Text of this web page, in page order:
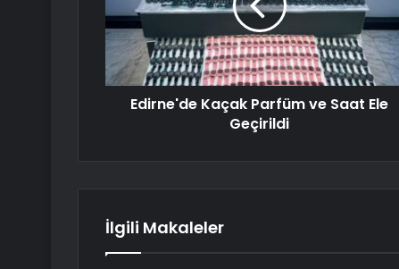
Edirne'de Kaçak Parfüm ve Saat Ele
Geçirildi
İlgili Makaleler